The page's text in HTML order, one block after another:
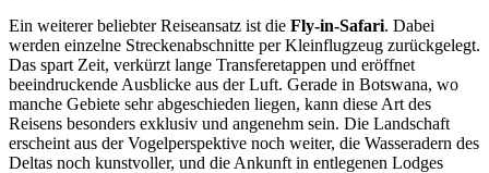
Ein weiterer beliebter Reiseansatz ist die Fly-in-Safari. Dabei
werden einzelne Streckenabschnitte per Kleinflugzeug zurückgelegt.
Das spart Zeit, verkürzt lange Transferetappen und eröffnet
beeindruckende Ausblicke aus der Luft. Gerade in Botswana, wo
manche Gebiete sehr abgeschieden liegen, kann diese Art des
Reisens besonders exklusiv und angenehm sein. Die Landschaft
erscheint aus der Vogelperspektive noch weiter, die Wasseradern des
Deltas noch kunstvoller, und die Ankunft in entlegenen Lodges